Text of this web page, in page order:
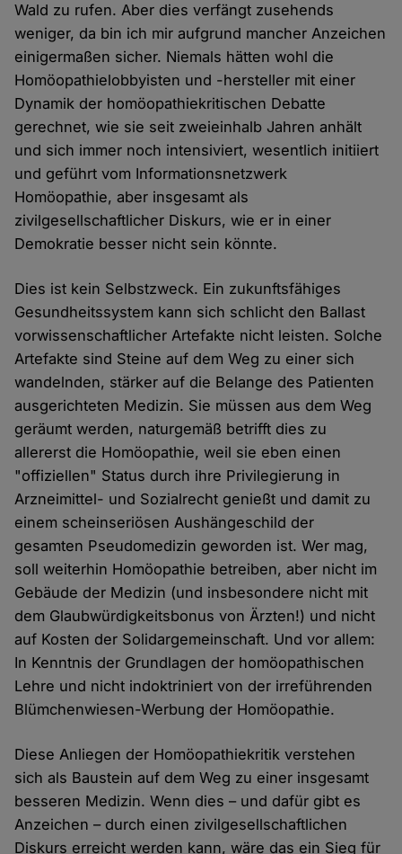
Wald zu rufen. Aber dies verfängt zusehends
weniger, da bin ich mir aufgrund mancher Anzeichen
einigermaßen sicher. Niemals hätten wohl die
Homöopathielobbyisten und -hersteller mit einer
Dynamik der homöopathiekritischen Debatte
gerechnet, wie sie seit zweieinhalb Jahren anhält
und sich immer noch intensiviert, wesentlich initiiert
und geführt vom Informationsnetzwerk
Homöopathie, aber insgesamt als
zivilgesellschaftlicher Diskurs, wie er in einer
Demokratie besser nicht sein könnte.
Dies ist kein Selbstzweck. Ein zukunftsfähiges
Gesundheitssystem kann sich schlicht den Ballast
vorwissenschaftlicher Artefakte nicht leisten. Solche
Artefakte sind Steine auf dem Weg zu einer sich
wandelnden, stärker auf die Belange des Patienten
ausgerichteten Medizin. Sie müssen aus dem Weg
geräumt werden, naturgemäß betrifft dies zu
allererst die Homöopathie, weil sie eben einen
"offiziellen" Status durch ihre Privilegierung in
Arzneimittel- und Sozialrecht genießt und damit zu
einem scheinseriösen Aushängeschild der
gesamten Pseudomedizin geworden ist. Wer mag,
soll weiterhin Homöopathie betreiben, aber nicht im
Gebäude der Medizin (und insbesondere nicht mit
dem Glaubwürdigkeitsbonus von Ärzten!) und nicht
auf Kosten der Solidargemeinschaft. Und vor allem:
In Kenntnis der Grundlagen der homöopathischen
Lehre und nicht indoktriniert von der irreführenden
Blümchenwiesen-Werbung der Homöopathie.
Diese Anliegen der Homöopathiekritik verstehen
sich als Baustein auf dem Weg zu einer insgesamt
besseren Medizin. Wenn dies – und dafür gibt es
Anzeichen – durch einen zivilgesellschaftlichen
Diskurs erreicht werden kann, wäre das ein Sieg für